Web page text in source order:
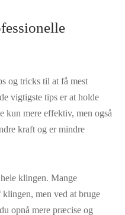
og tricks til at få mest
vigtigste tips er at holde
kun mere effektiv, men også
kraft og er mindre
klingen. Mange
men ved at bruge
opnå mere præcise og